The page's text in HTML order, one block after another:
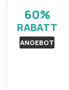
60%
RABATT
ANGEBOT